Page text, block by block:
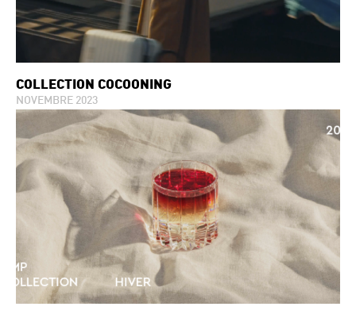
COLLECTION COCOONING
NOVEMBRE 2023